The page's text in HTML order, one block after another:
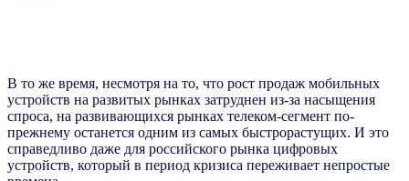
В то же время, несмотря на то, что рост продаж мобильных
устройств на развитых рынках затруднен из-за насыщения
спроса, на развивающихся рынках телеком-сегмент по-
прежнему останется одним из самых быстрорастущих. И это
справедливо даже для российского рынка цифровых
устройств, который в период кризиса переживает непростые